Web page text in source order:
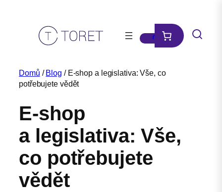
Domů / Blog / E-shop a legislativa: Vše, co
potřebujete vědět
E-shop
a legislativa: Vše,
co potřebujete
vědět